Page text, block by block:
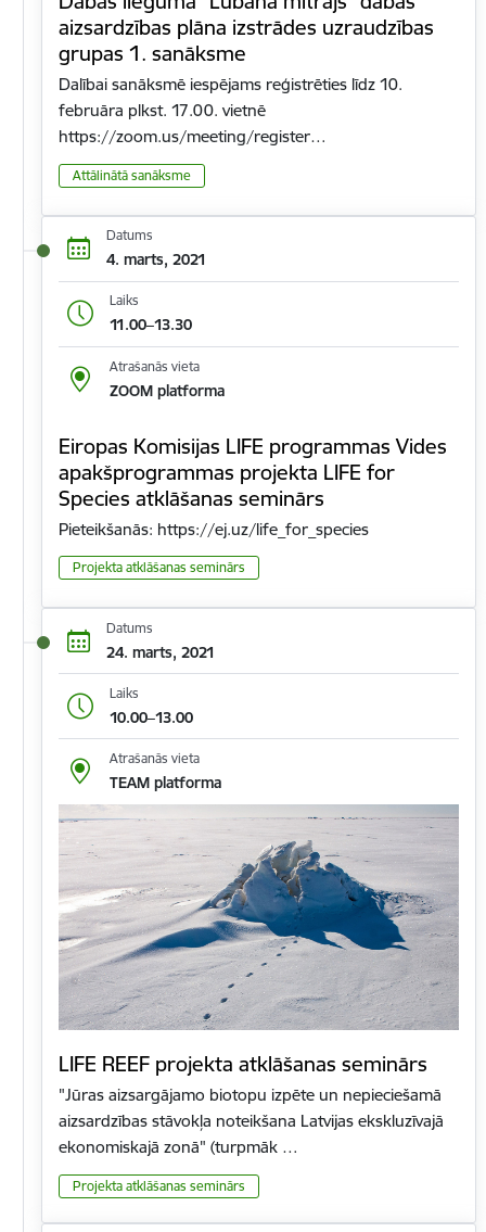
aizsardzības plāna izstrādes uzraudzības
grupas 1. sanāksme
Dalībai sanāksmē iespējams reģistrēties līdz 10.
februāra plkst. 17.00. vietnē
https://zoom.us/meeting/register…
Attālinātā sanāksme
Datums
4. marts, 2021
Laiks
11.00–13.30
Atrašanās vieta
ZOOM platforma
Eiropas Komisijas LIFE programmas Vides
apakšprogrammas projekta LIFE for
Species atklāšanas seminārs
Pieteikšanās: https://ej.uz/life_for_species
Projekta atklāšanas seminārs
Datums
24. marts, 2021
Laiks
10.00–13.00
Atrašanās vieta
TEAM platforma
LIFE REEF projekta atklāšanas seminārs
"Jūras aizsargājamo biotopu izpēte un nepieciešamā
aizsardzības stāvokļa noteikšana Latvijas ekskluzīvajā
ekonomiskajā zonā" (turpmāk …
Projekta atklāšanas seminārs